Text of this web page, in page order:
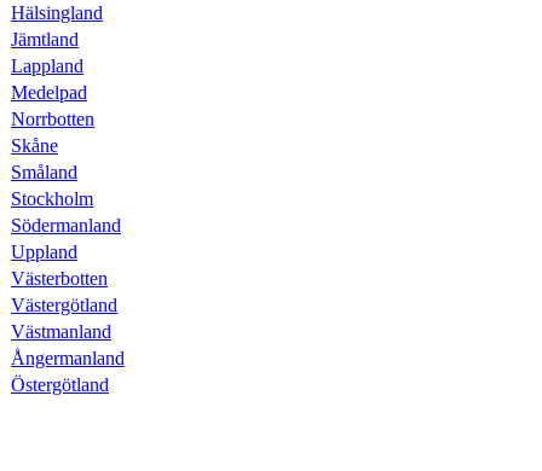
Hälsingland
Jämtland
Lappland
Medelpad
Norrbotten
Skåne
Småland
Stockholm
Södermanland
Uppland
Västerbotten
Västergötland
Västmanland
Ångermanland
Östergötland